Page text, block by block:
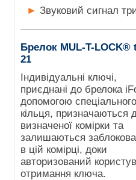
► Звуковий сигнал
Брелок MUL-T-LOCK®
21
Індивідуальні ключі,
приєднані до брелока
допомогою спеціального
кільця, призначаються
визначеної комірки та
залишаються
в цій комірці, доки
авторизований
отримання ключа.